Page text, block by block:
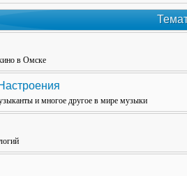
в Омске
и многое другое в мире музыки